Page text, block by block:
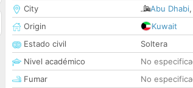
City
Abu Dhabi,
Origin
Kuwait
Estado civil
Soltera
Nivel académico
No
Fumar
No